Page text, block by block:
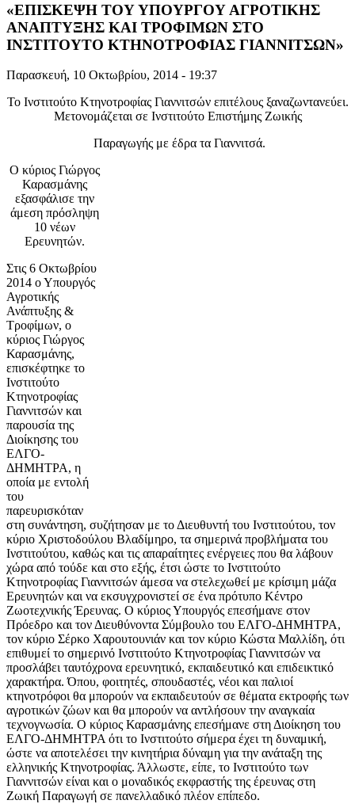
«ΕΠΙΣΚΕΨΗ ΤΟΥ ΥΠΟΥΡΓΟΥ ΑΓΡΟΤΙΚΗΣ
ΑΝΑΠΤΥΞΗΣ ΚΑΙ ΤΡΟΦΙΜΩΝ ΣΤΟ
ΙΝΣΤΙΤΟΥΤΟ ΚΤΗΝΟΤΡΟΦΙΑΣ ΓΙΑΝΝΙΤΣΩΝ»
Παρασκευή, 10 Οκτωβρίου, 2014 - 19:37
Το Ινστιτούτο Κτηνοτροφίας Γιαννιτσών επιτέλους ξαναζωντανεύει.
Μετονομάζεται σε Ινστιτούτο Επιστήμης Ζωικής
Παραγωγής με έδρα τα Γιαννιτσά.
Ο κύριος Γιώργος
Καρασμάνης
εξασφάλισε την
άμεση πρόσληψη
10 νέων
Ερευνητών.
Στις 6 Οκτωβρίου
2014 ο Υπουργός
Αγροτικής
Ανάπτυξης &
Τροφίμων, ο
κύριος Γιώργος
Καρασμάνης,
επισκέφτηκε το
Ινστιτούτο
Κτηνοτροφίας
Γιαννιτσών και
παρουσία της
Διοίκησης του
ΕΛΓΟ-
ΔΗΜΗΤΡΑ, η
οποία με εντολή
του
παρευρισκόταν
στη συνάντηση, συζήτησαν με το Διευθυντή του Ινστιτούτου, τον
κύριο Χριστοδούλου Βλαδίμηρο, τα σημερινά προβλήματα του
Ινστιτούτου, καθώς και τις απαραίτητες ενέργειες που θα λάβουν
χώρα από τούδε και στο εξής, έτσι ώστε το Ινστιτούτο
Κτηνοτροφίας Γιαννιτσών άμεσα να στελεχωθεί με κρίσιμη μάζα
Ερευνητών και να εκσυγχρονιστεί σε ένα πρότυπο Κέντρο
Ζωοτεχνικής Έρευνας. Ο κύριος Υπουργός επεσήμανε στον
Πρόεδρο και τον Διευθύνοντα Σύμβουλο του ΕΛΓΟ-ΔΗΜΗΤΡΑ,
τον κύριο Σέρκο Χαρουτουνιάν και τον κύριο Κώστα Μαλλίδη, ότι
επιθυμεί το σημερινό Ινστιτούτο Κτηνοτροφίας Γιαννιτσών να
προσλάβει ταυτόχρονα ερευνητικό, εκπαιδευτικό και επιδεικτικό
χαρακτήρα. Όπου, φοιτητές, σπουδαστές, νέοι και παλιοί
κτηνοτρόφοι θα μπορούν να εκπαιδευτούν σε θέματα εκτροφής των
αγροτικών ζώων και θα μπορούν να αντλήσουν την αναγκαία
τεχνογνωσία. Ο κύριος Καρασμάνης επεσήμανε στη Διοίκηση του
ΕΛΓΟ-ΔΗΜΗΤΡΑ ότι το Ινστιτούτο σήμερα έχει τη δυναμική,
ώστε να αποτελέσει την κινητήρια δύναμη για την ανάταξη της
ελληνικής Κτηνοτροφίας. Άλλωστε, είπε, το Ινστιτούτο των
Γιαννιτσών είναι και ο μοναδικός εκφραστής της έρευνας στη
Ζωική Παραγωγή σε πανελλαδικό πλέον επίπεδο.